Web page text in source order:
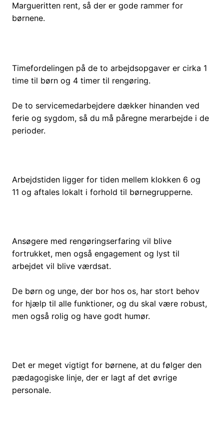
Margueritten rent, så der er gode rammer for
børnene.
Timefordelingen på de to arbejdsopgaver er cirka 1
time til børn og 4 timer til rengøring.
De to servicemedarbejdere dækker hinanden ved
ferie og sygdom, så du må påregne merarbejde i de
perioder.
Arbejdstiden ligger for tiden mellem klokken 6 og
11 og aftales lokalt i forhold til børnegrupperne.
Ansøgere med rengøringserfaring vil blive
fortrukket, men også engagement og lyst til
arbejdet vil blive værdsat.
De børn og unge, der bor hos os, har stort behov
for hjælp til alle funktioner, og du skal være robust,
men også rolig og have godt humør.
Det er meget vigtigt for børnene, at du følger den
pædagogiske linje, der er lagt af det øvrige
personale.